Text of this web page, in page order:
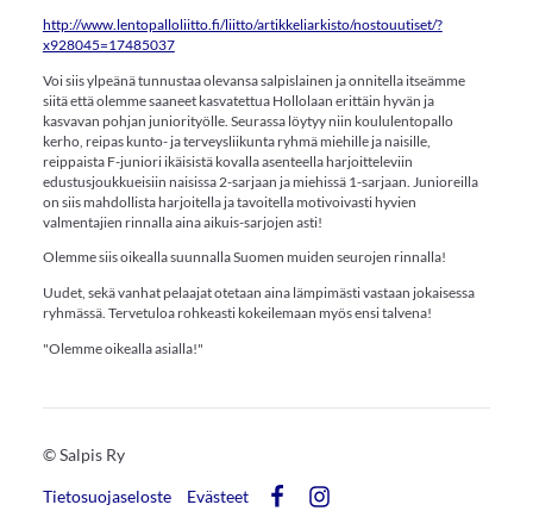
http://www.lentopalloliitto.fi/liitto/artikkeliarkisto/nostouutiset/?
x928045=17485037
Voi siis ylpeänä tunnustaa olevansa salpislainen ja onnitella itseämme
siitä että olemme saaneet kasvatettua Hollolaan erittäin hyvän ja
kasvavan pohjan juniorityölle. Seurassa löytyy niin koululentopallo
kerho, reipas kunto- ja terveysliikunta ryhmä miehille ja naisille,
reippaista F-juniori ikäisistä kovalla asenteella harjoitteleviin
edustusjoukkueisiin naisissa 2-sarjaan ja miehissä 1-sarjaan. Junioreilla
on siis mahdollista harjoitella ja tavoitella motivoivasti hyvien
valmentajien rinnalla aina aikuis-sarjojen asti!
Olemme siis oikealla suunnalla Suomen muiden seurojen rinnalla!
Uudet, sekä vanhat pelaajat otetaan aina lämpimästi vastaan jokaisessa
ryhmässä. Tervetuloa rohkeasti kokeilemaan myös ensi talvena!
"Olemme oikealla asialla!"
©Salpis Ry
Tietosuojaseloste
Evästeet